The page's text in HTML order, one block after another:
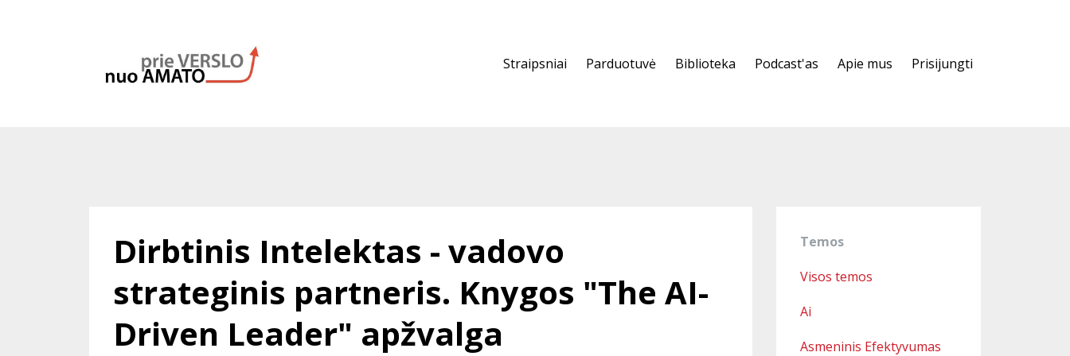
Straipsniai Parduotuvė Biblioteka Podcast'as Apie mus Prisijungti
Dirbtinis Intelektas - vadovo
strateginis partneris. Knygos "The AI-
Driven Leader" apžvalga
Temos
Visos temos
Ai
Asmeninis Efektyvumas